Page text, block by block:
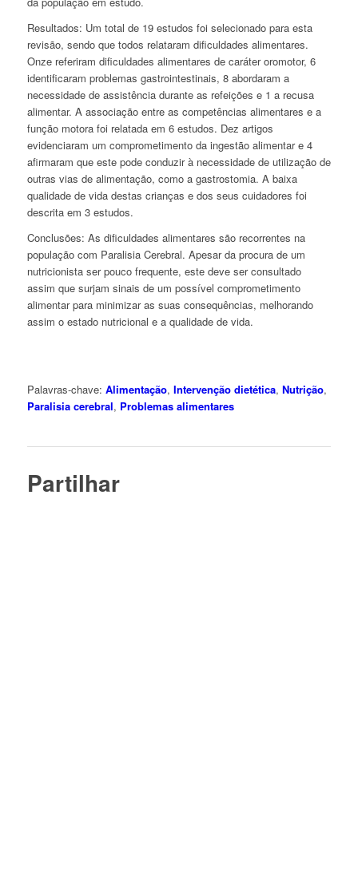
Resultados: Um total de 19 estudos foi selecionado para esta
revisão, sendo que todos relataram dificuldades alimentares.
Onze referiram dificuldades alimentares de caráter oromotor, 6
identificaram problemas gastrointestinais, 8 abordaram a
necessidade de assistência durante as refeições e 1 a recusa
alimentar. A associação entre as competências alimentares e a
função motora foi relatada em 6 estudos. Dez artigos
evidenciaram um comprometimento da ingestão alimentar e 4
afirmaram que este pode conduzir à necessidade de utilização de
outras vias de alimentação, como a gastrostomia. A baixa
qualidade de vida destas crianças e dos seus cuidadores foi
descrita em 3 estudos.
Conclusões: As dificuldades alimentares são recorrentes na
população com Paralisia Cerebral. Apesar da procura de um
nutricionista ser pouco frequente, este deve ser consultado
assim que surjam sinais de um possível comprometimento
alimentar para minimizar as suas consequências, melhorando
assim o estado nutricional e a qualidade de vida.
Palavras-chave: Alimentação, Intervenção dietética, Nutrição,
Paralisia cerebral, Problemas alimentares
Partilhar